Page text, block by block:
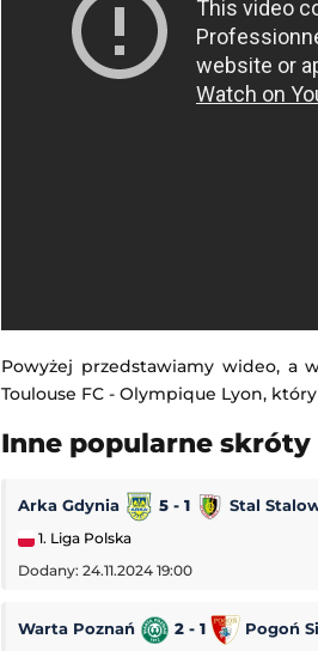
Powyżej przedstawiamy wideo, a
Toulouse FC - Olympique Lyon,
Inne popularne skróty
Arka Gdynia 5 - 1 Stal
1. Liga Polska
Dodany: 24.11.2024 19:00
Warta Poznań 2 - 1 Pogoń